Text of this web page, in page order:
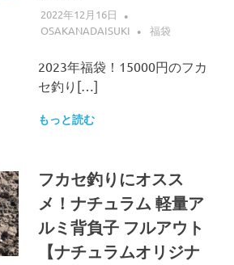
2022年12月16日
OSAKANADAISUKI
福袋
2023年福袋！15000円のフカ
セ釣り[…]
もっと読む
フカセ釣りにオスス
メ！ナチュラム 軽量ア
ルミ背負子 フルアウト
【ナチュラムオリジナ